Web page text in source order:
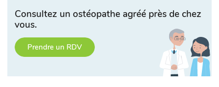
Consultez un ostéopathe agréé près de chez
vous.
Prendre un RDV